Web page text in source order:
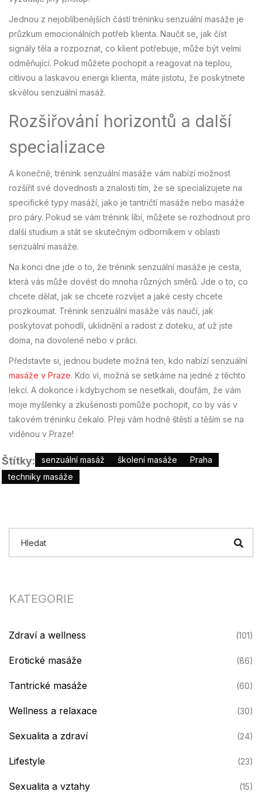
Jednou z nejoblíbenějších částí tréninku senzuální masáže je
průzkum emocionálních potřeb klienta. Naučit se, jak číst
signály těla a rozpoznat, co klient potřebuje, může být velmi
odměňující. Pokud můžete pochopit a reagovat na teplou,
citlivou a laskavou energii klienta, máte jistotu, že poskytnete
skvělou senzuální masáž.
Rozšiřování horizontů a další
specializace
A konečně, trénink senzuální masáže vám nabízí možnost
rozšířit své dovednosti a znalosti tím, že se specializujete na
specifické typy masáží, jako je tantričtí masáže nebo masáže
pro páry. Pokud se vám trénink líbí, můžete se rozhodnout pro
další studium a stát se skutečným odborníkem v oblasti
senzuální masáže.
Na konci dne jde o to, že trénink senzuální masáže je cesta,
která vás může dovést do mnoha různých směrů. Jde o to, co
chcete dělat, jak se chcete rozvíjet a jaké cesty chcete
prozkoumat. Trénink senzuální masáže vás naučí, jak
poskytovat pohodlí, uklidnění a radost z doteku, ať už jste
doma, na dovolené nebo v práci.
Představte si, jednou budete možná ten, kdo nabízí senzuální
masáže v Praze. Kdo ví, možná se setkáme na jedné z těchto
lekcí. A dokonce i kdybychom se nesetkali, doufám, že vám
moje myšlenky a zkušenosti pomůže pochopit, co by vás v
takovém tréninku čekalo. Přeji vám hodně štěstí a těším se na
viděnou v Praze!
Štítky: senzuální masáž školení masáže
Praha
techniky masáže
KATEGORIE
Zdraví a wellness (101)
Erotické masáže (86)
Tantrické masáže (60)
Wellness a relaxace (30)
Sexualita a zdraví (24)
Lifestyle (23)
Sexualita a vztahy (15)